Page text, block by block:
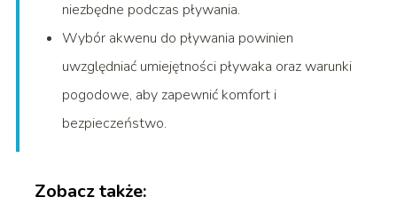
niezbędne podczas pływania.
Wybór akwenu do pływania powinien
uwzględniać umiejętności pływaka oraz warunki
pogodowe, aby zapewnić komfort i
bezpieczeństwo.
Zobacz także: